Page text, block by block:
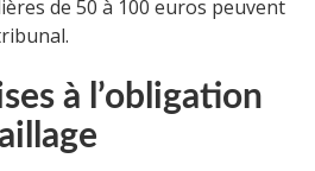
de 50 à 100 euros peuvent
à l’obligation